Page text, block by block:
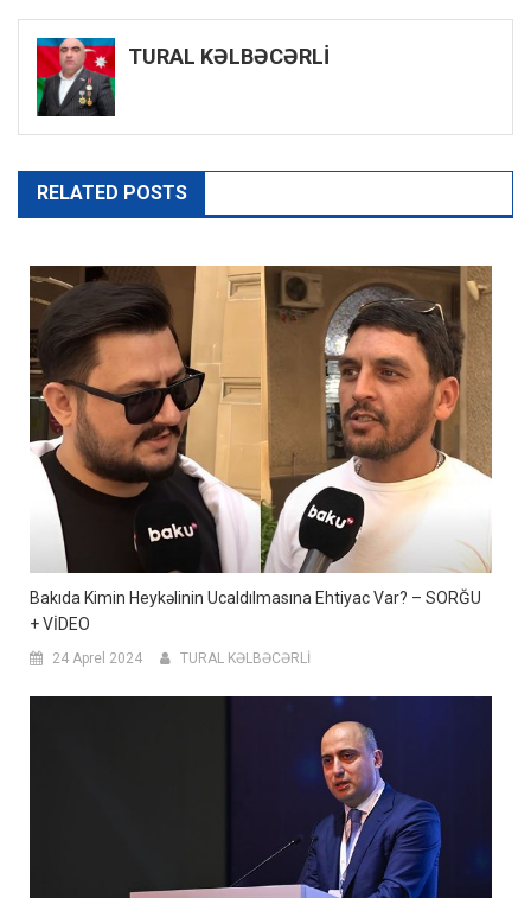
naviqasiyası
TURAL KƏLBƏCƏRLİ
RELATED POSTS
Bakıda Kimin Heykəlinin Ucaldılmasına Ehtiyac Var? – SORĞU
+ VİDEO
24 Aprel 2024 TURAL KƏLBƏCƏRLİ